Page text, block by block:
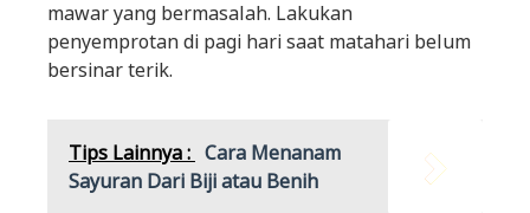
mawar yang bermasalah. Lakukan
penyemprotan di pagi hari saat matahari belum
bersinar terik.
Tips Lainnya : Cara Menanam
Sayuran Dari Biji atau Benih